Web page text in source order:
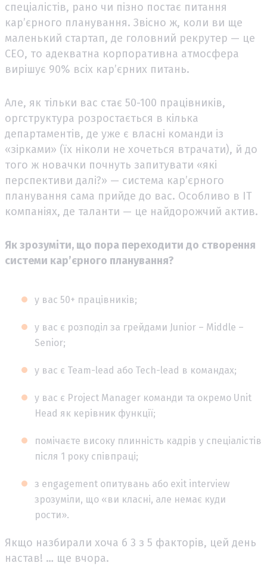
спеціалістів, рано чи пізно постає питання
кар’єрного планування. Звісно ж, коли ви ще
маленький стартап, де головний рекрутер — це
CEO, то адекватна корпоративна атмосфера
вирішує 90% всіх кар’єрних питань.
Але, як тільки вас стає 50-100 працівників,
оргструктура розростається в кілька
департаментів, де уже є власні команди із
«зірками» (їх ніколи не хочеться втрачати), й до
того ж новачки почнуть запитувати «які
перспективи далі?» — система кар’єрного
планування сама прийде до вас. Особливо в ІТ
компаніях, де таланти — це найдорожчий актив.
Як зрозуміти, що пора переходити до створення
системи кар’єрного планування?
у вас 50+ працівників;
у вас є розподіл за грейдами Junior – Middle –
Senior;
у вас є Team-lead або Tech-lead в командах;
у вас є Project Manager команди та окремо Unit
Head як керівник функції;
помічаєте високу плинність кадрів у спеціалістів
після 1 року співпраці;
з engagement опитувань або exit interview
зрозуміли, що «ви класні, але немає куди
рости».
Якщо назбирали хоча б 3 з 5 факторів, цей день
настав! … ще вчора.